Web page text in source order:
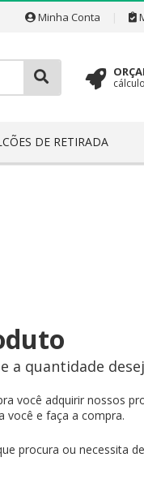
Minha Conta
DE RETIRADA
a quantidade
você adquirir nossos
você e faça a compra.
procura ou necessita